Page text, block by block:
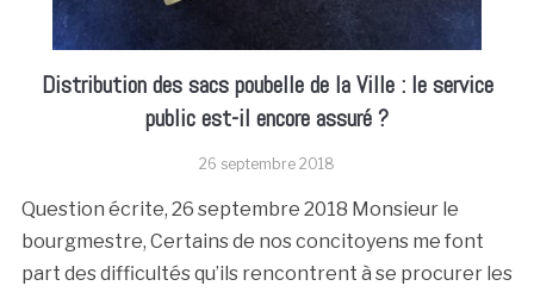
Distribution des sacs poubelle de la Ville : le service
public est-il encore assuré ?
26 septembre 2018
Question écrite, 26 septembre 2018 Monsieur le
bourgmestre, Certains de nos concitoyens me font
part des difficultés qu’ils rencontrent à se procurer les